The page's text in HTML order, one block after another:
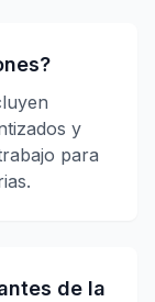
y
para
de la